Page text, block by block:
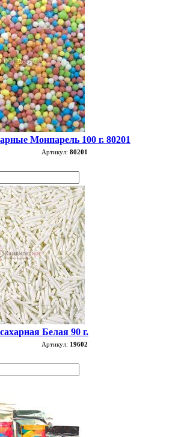
Монпарель 100 г. 80201
Артикул: 80201
Белая 90 г.
Артикул: 19602